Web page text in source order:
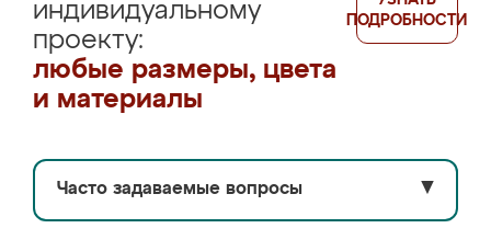
индивидуальному
проекту:
любые размеры, цвета
и материалы
ПОДРОБНОСТИ
Часто задаваемые вопросы ▼